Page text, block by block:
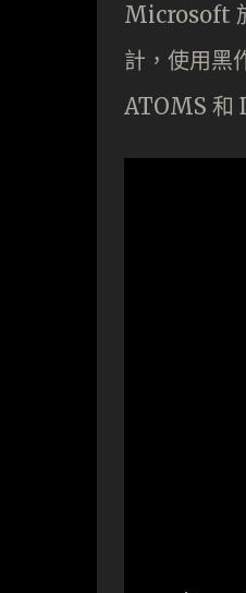
Microsoft
計，使用黑
ATOMS 和